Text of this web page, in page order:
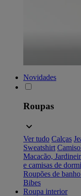
Novidades
Roupas
Ver tudo Calças
Sweatshirt
Macacão,
e camisas de
Roupões de
Bibes
Roupa interior